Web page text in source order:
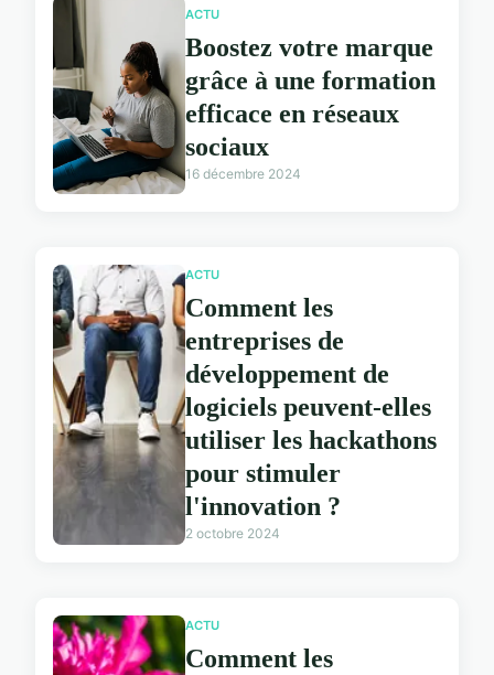
ACTU
Boostez votre marque
grâce à une formation
efficace en réseaux
sociaux
16 décembre 2024
ACTU
Comment les
entreprises de
développement de
logiciels peuvent-elles
utiliser les hackathons
pour stimuler
l'innovation ?
2 octobre 2024
ACTU
Comment les